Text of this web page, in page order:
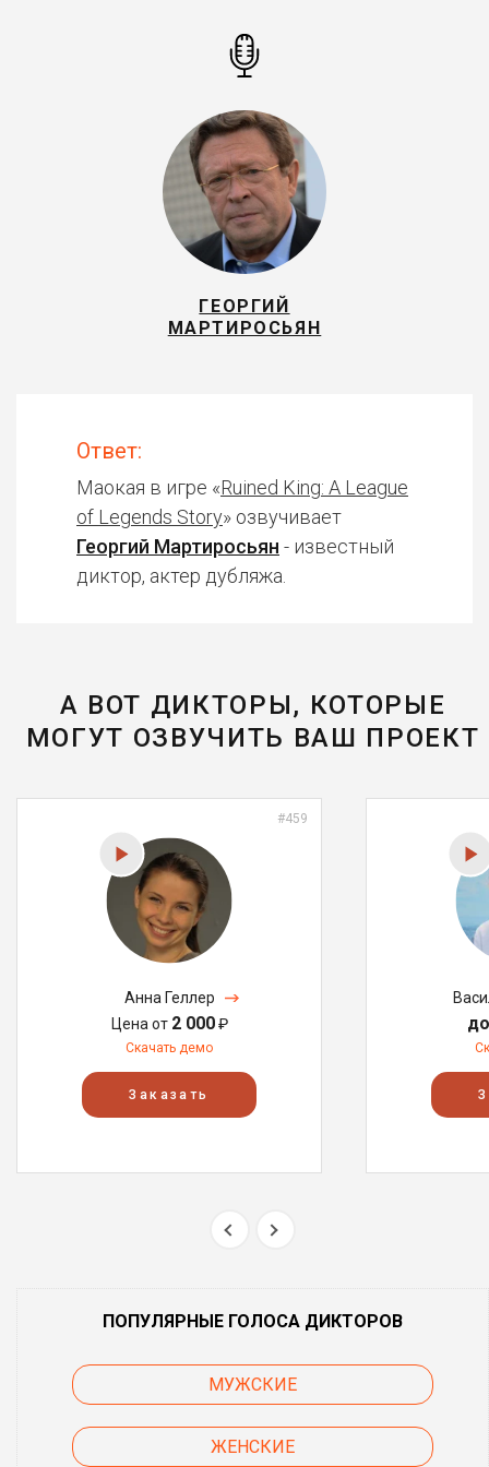
ГЕОРГИЙ
МАРТИРОСЬЯН
Ответ:
Маокая в игре «Ruined King: A League
of Legends Story» озвучивает
Георгий Мартиросьян - известный
диктор, актер дубляжа.
А ВОТ ДИКТОРЫ, КОТОРЫЕ
МОГУТ ОЗВУЧИТЬ ВАШ ПРОЕКТ
#459
Анна Геллер
Цена от 2 000₽
Скачать демо
Заказать
ПОПУЛЯРНЫЕ ГОЛОСА ДИКТОРОВ
МУЖСКИЕ
ЖЕНСКИЕ